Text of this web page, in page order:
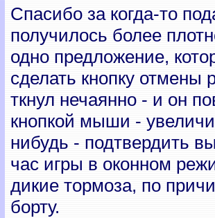
Спасибо за когда-то
получилось более
одно предложение,
сделать кнопку отмены
ткнул нечаянно - и он
кнопкой мыши -
нибудь - подтвердить
час игры в оконном
дикие тормоза, по
борту.